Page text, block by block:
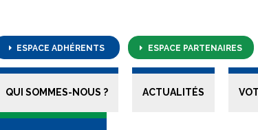
ESPACE ADHÉRENTS ESPACE PARTENAIRES
QUI SOMMES-NOUS ? ACTUALITÉS